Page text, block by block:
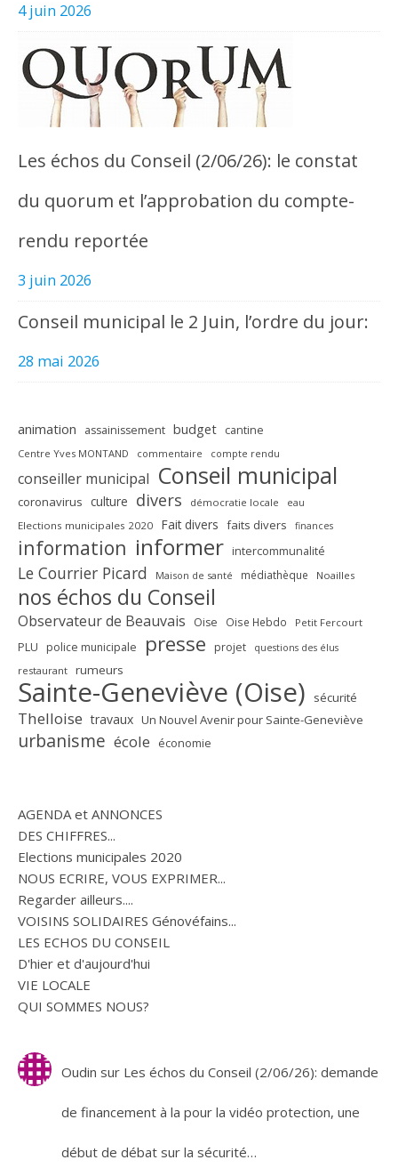
4 juin 2026
Les échos du Conseil (2/06/26): le constat
du quorum et l’approbation du compte-
rendu reportée
3 juin 2026
Conseil municipal le 2 Juin, l’ordre du jour:
28 mai 2026
animation assainissement budget cantine
Centre Yves MONTAND commentaire compte rendu
conseiller municipal Conseil municipal
coronavirus culture divers démocratie locale eau
Elections municipales 2020 Fait divers faits divers finances
information informer intercommunalité
Le Courrier Picard Maison de santé médiathèque Noailles
nos échos du Conseil
Observateur de Beauvais Oise Oise Hebdo Petit Fercourt
PLU police municipale presse projet questions des élus
restaurant rumeurs
Sainte-Geneviève (Oise) sécurité
Thelloise travaux Un Nouvel Avenir pour Sainte-Geneviève
urbanisme école économie
AGENDA et ANNONCES
DES CHIFFRES...
Elections municipales 2020
NOUS ECRIRE, VOUS EXPRIMER...
Regarder ailleurs....
VOISINS SOLIDAIRES Génovéfains...
LES ECHOS DU CONSEIL
D'hier et d'aujourd'hui
VIE LOCALE
QUI SOMMES NOUS?
Oudin sur Les échos du Conseil (2/06/26): demande
de financement à la pour la vidéo protection, une
début de débat sur la sécurité…